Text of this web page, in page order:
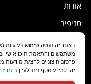
אודות
סניפים
שירות לקוחות
מועדון לקוחות
משתמשים והתאמת תוכן אישי.
פרסום חיצוניים להצגת
זה. למידע נוסף ניתן לעיין ב